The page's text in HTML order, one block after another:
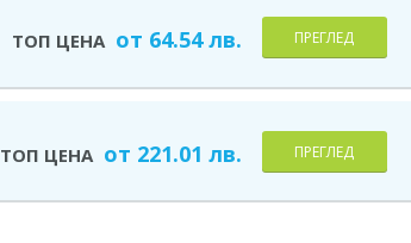
ТОП ЦЕНА от 64.54 лв. ПРЕГЛЕД
ТОП ЦЕНА от 221.01 лв. ПРЕГЛЕД